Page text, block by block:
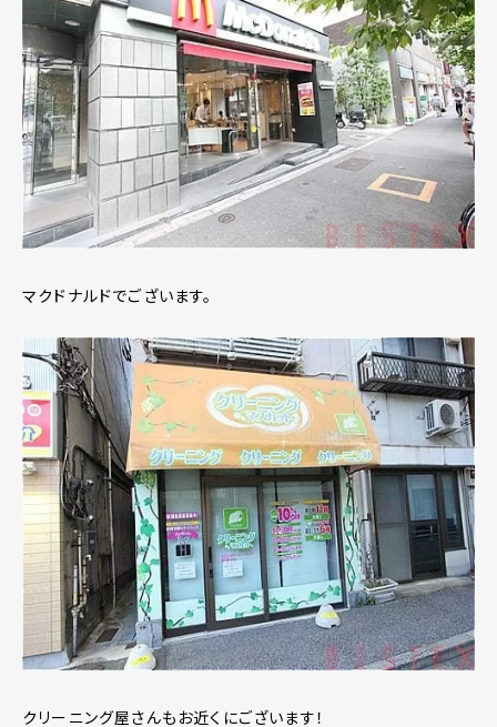
マクドナルドでございます。
クリーニング屋さんもお近くにございます！